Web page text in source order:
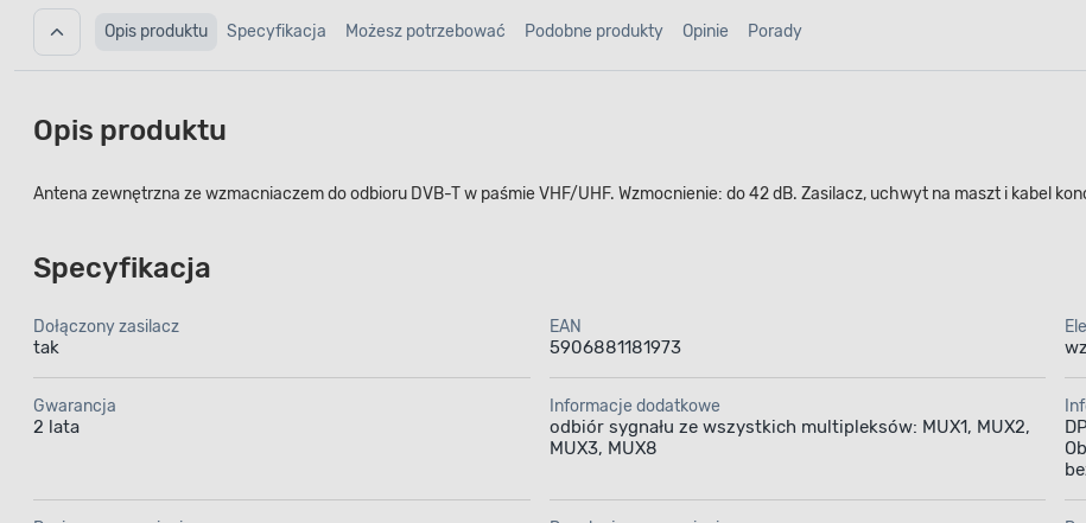
Opis produktu Specyfikacja Możesz potrzebować Podobne produkty Opinie Porady
Opis produktu
Antena zewnętrzna ze wzmacniaczem do odbioru DVB-T w paśmie VHF/UHF. Wzmocnienie: do 42 dB. Zasilacz, uchwyt na maszt i kabel
Specyfikacja
Dołączony zasilacz
tak
EAN
5906881181973
Gwarancja
2 lata
Informacje dodatkowe
odbiór sygnału ze wszystkich multipleksów: MUX1, MUX2,
MUX3, MUX8